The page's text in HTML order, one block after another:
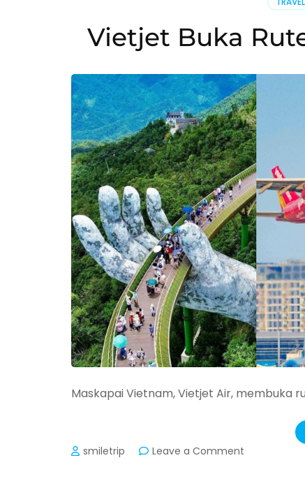
Digital
Card
Vietjet Buka
Maskapai Vietnam, Vietjet Air, membuka
smiletrip Leave a Comment